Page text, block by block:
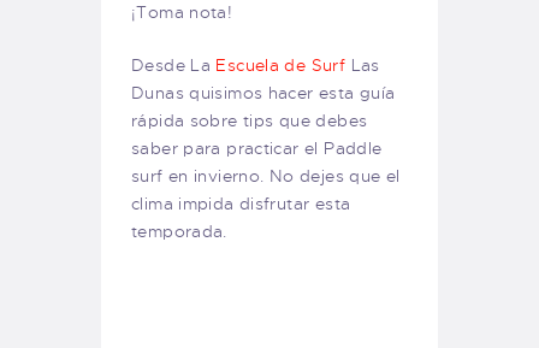
¡Toma nota!
Desde La Escuela de Surf Las
Dunas quisimos hacer esta guía
rápida sobre tips que debes
saber para practicar el Paddle
surf en invierno. No dejes que el
clima impida disfrutar esta
temporada.